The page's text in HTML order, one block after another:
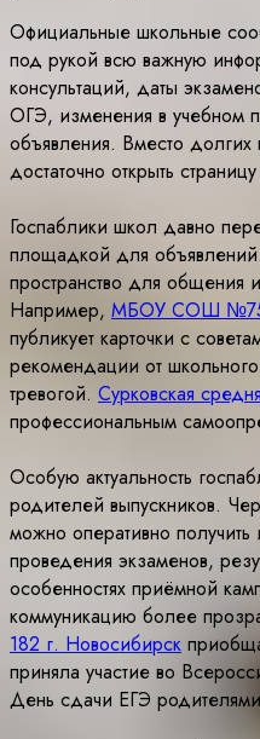
Официальные школьные
под рукой всю важную
консультаций, даты
ОГЭ, изменения в учебном
объявления. Вместо долгих
достаточно открыть
Госпаблики школ давно
площадкой для
пространство для общения
Например, МБОУ СОШ №75
публикует карточки с
рекомендации от
тревогой. Сурковская
профессиональным
Особую актуальность
родителей выпускников.
можно оперативно
проведения экзаменов,
особенностях приёмной
коммуникацию более
182 г. Новосибирск
приняла участие во
День сдачи ЕГЭ